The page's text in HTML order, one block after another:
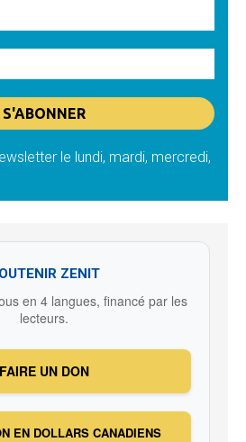
le lundi, mardi, mercredi,
ZENIT
en 4 langues, financé par les
lecteurs.
FAIRE UN DON
EN DOLLARS CANADIENS